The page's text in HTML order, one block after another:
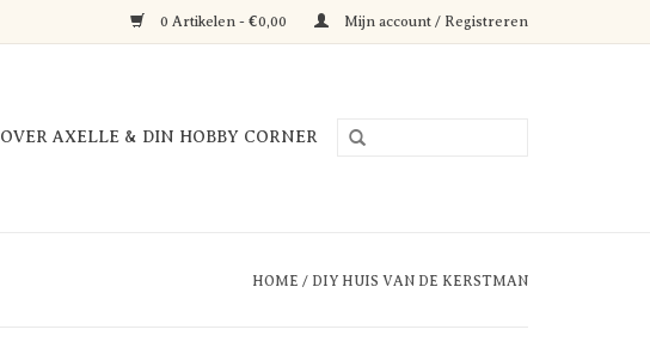
0 Artikelen - €0,00 Mijn account / Registreren
OVER AXELLE & DIN HOBBY CORNER
HOME / DIY HUIS VAN DE KERSTMAN